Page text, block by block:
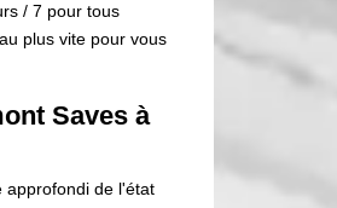
/ 7 pour tous
plus vite pour vous
Saves à
approfondi de l'état